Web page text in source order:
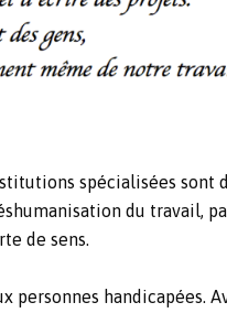
spécialisées sont
du travail,
de sens.
handicapées.